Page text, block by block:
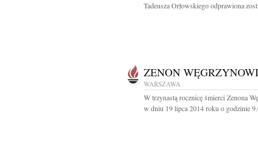
Tadeusza Orłowskiego odprawiona
ZENON
WARSZAWA
W trzynastą rocznicę śmierci Zenona
w dniu 19 lipca 2014 roku o godzinie